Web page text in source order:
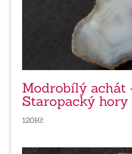
Modrobílý achát
Staropacký hory
120Kč